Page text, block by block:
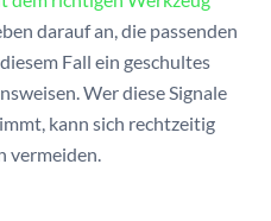
darauf an, die passenden
Fall ein geschultes
Wer diese Signale
kann sich rechtzeitig
vermeiden.